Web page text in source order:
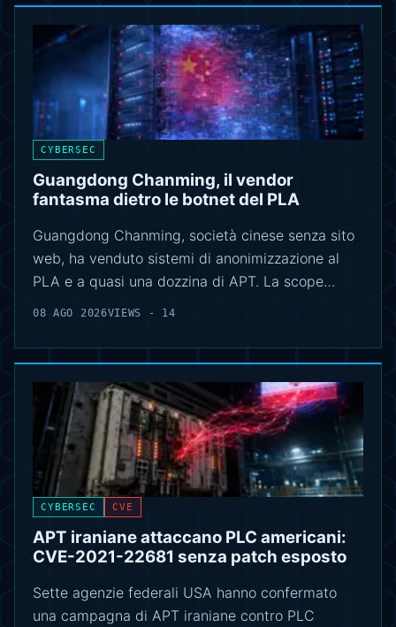
CYBERSEC
Guangdong Chanming, il vendor
fantasma dietro le botnet del PLA
Guangdong Chanming, società cinese senza sito
web, ha venduto sistemi di anonimizzazione al
PLA e a quasi una dozzina di APT. La scope…
08 AGO 2026VIEWS - 14
CYBERSEC CVE
APT iraniane attaccano PLC americani:
CVE-2021-22681 senza patch esposto
Sette agenzie federali USA hanno confermato
una campagna di APT iraniane contro PLC